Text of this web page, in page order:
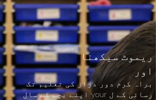
ریموٹ سیکھنا
اور
براہ کرم دور دراز کی تعلیم تک
رسائی کے ل your اپنے بچے کے سال